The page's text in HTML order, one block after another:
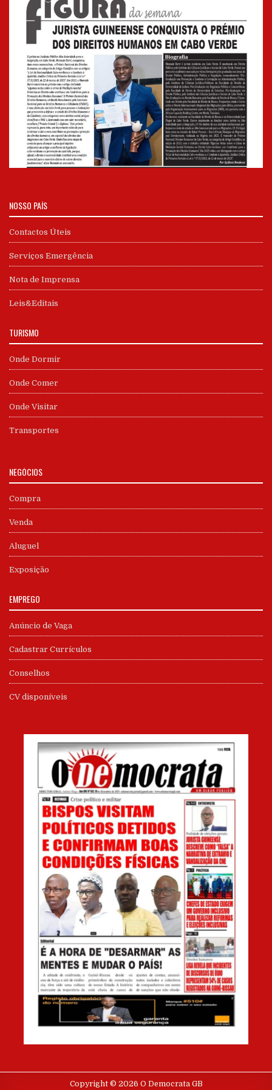
NOSSO PAÍS
Contactos Úteis
Serviços Emergência
Nota de Imprensa
Leis&Editais
TURISMO
Onde Dormir
Onde Comer
Onde Visitar
Transportes
NEGÓCIOS
Compra
Venda
Aluguel
Exposição
EMPREGO
Anúncio de Vaga
Cadastrar Currículos
Conselhos
CV disponíveis
Copyright © 2026 O Democrata GB